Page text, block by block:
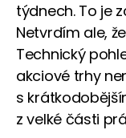
týdnech. To je
Netvrdím ale,
Technický
akciové trhy
s
z velké části